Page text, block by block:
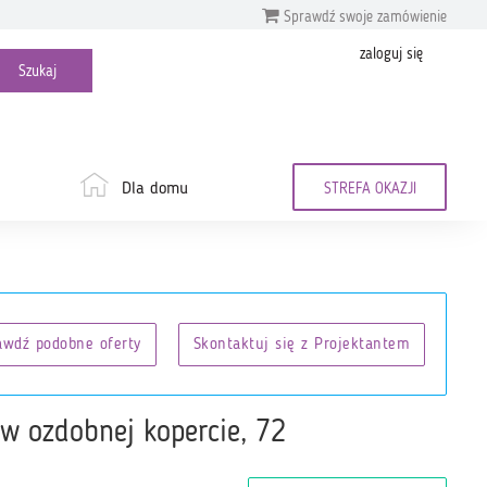
Sprawdź swoje zamówienie
zaloguj się
Dla domu STREFA OKAZJI
podobne oferty Skontaktuj się z Projektantem
ozdobnej kopercie, 72